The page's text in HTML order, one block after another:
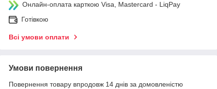
Онлайн-оплата карткою Visa, Mastercard - LiqPay
Готівкою
Всі умови оплати
Умови повернення
Повернення товару впродовж 14 днів за домовленістю